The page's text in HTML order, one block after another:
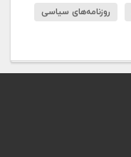
روزنامه‌های سیاسی